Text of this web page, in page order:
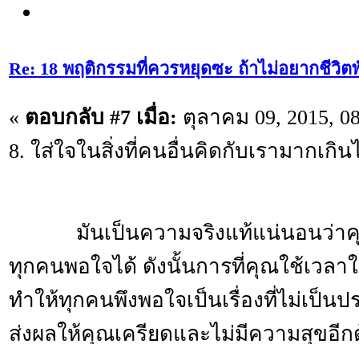
Re: 18 พฤติกรรมที่ควรหยุดซะ ถ้าไม่อยากชีวิต
« ตอบกลับ #7 เมื่อ: ตุลาคม 09, 2015,
8. ใส่ใจในสิ่งที่คนอื่นคิดกับเรามากเกิน
มันเป็นความจริงแท้แน่นอนว่าคุ
ทุกคนพอใจได้ ดังนั้นการที่คุณใช้เวลา
ทำให้ทุกคนพึงพอใจเป­­­­็นเรื่องที่ไม่เป็นป
ส่งผลให้คุณเครียดและไม่มีความสุขอี